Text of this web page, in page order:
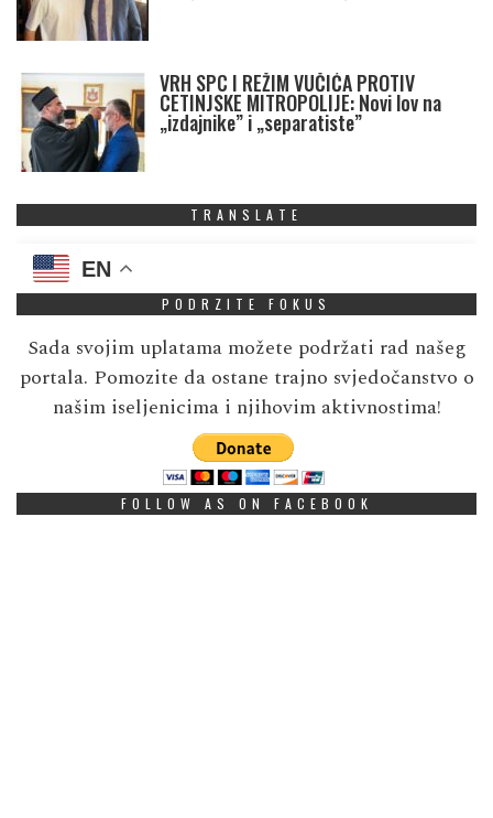
VRH SPC I REŽIM VUČIĆA PROTIV
CETINJSKE MITROPOLIJE: Novi lov na
„izdajnike” i „separatiste”
TRANSLATE
EN
PODRZITE FOKUS
Sada svojim uplatama možete podržati rad našeg
portala. Pomozite da ostane trajno svjedočanstvo o
našim iseljenicima i njihovim aktivnostima!
FOLLOW AS ON FACEBOOK